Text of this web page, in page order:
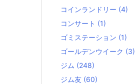
コインランドリー (4)
コンサート (1)
ゴミステーション (1)
ゴールデンウイーク (3)
ジム (248)
ジム友 (60)